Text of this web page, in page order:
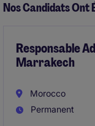
Nos Candidats Ont
Responsable
Marrakech
Morocco
Permanent